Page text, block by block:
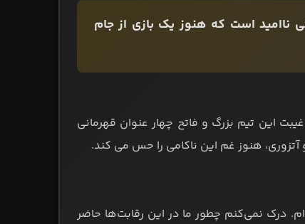
ناامید است که هنوز یک بازی از جام
این تیم بزرگ و فاتح چهار عنوان قهرمانی
هنوز غم این ناکامی را حس می کند.
درک نمی‌کنم چطور ما در این رقابت‌ها حاضر